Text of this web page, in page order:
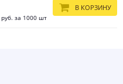
руб. за 1000 шт
В КОРЗИНУ